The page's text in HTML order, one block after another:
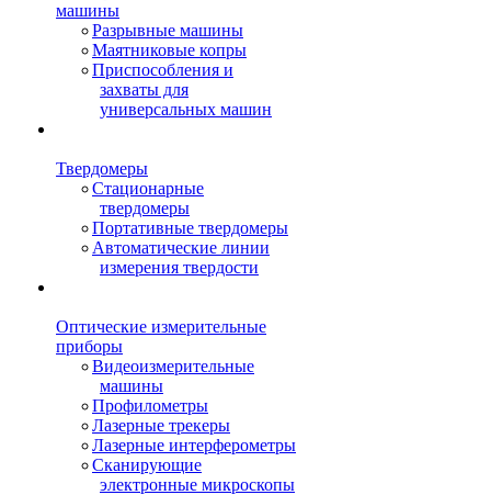
машины
Разрывные машины
Маятниковые копры
Приспособления и
захваты для
универсальных машин
Твердомеры
Стационарные
твердомеры
Портативные твердомеры
Автоматические линии
измерения твердости
Оптические измерительные
приборы
Видеоизмерительные
машины
Профилометры
Лазерные трекеры
Лазерные интерферометры
Сканирующие
электронные микроскопы